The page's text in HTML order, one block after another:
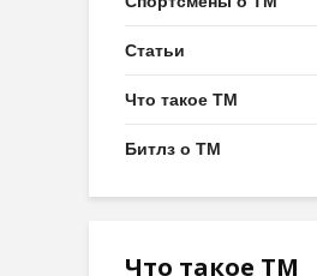
Статьи
Что такое ТМ
Битлз о ТМ
Что такое ТМ